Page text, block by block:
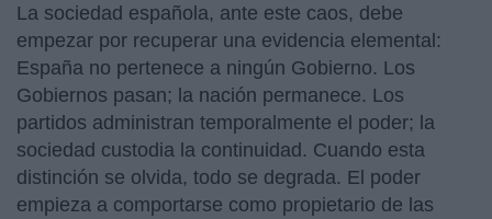
La sociedad española, ante este caos, debe
empezar por recuperar una evidencia elemental:
España no pertenece a ningún Gobierno. Los
Gobiernos pasan; la nación permanece. Los
partidos administran temporalmente el poder; la
sociedad custodia la continuidad. Cuando esta
distinción se olvida, todo se degrada. El poder
empieza a comportarse como propietario de las